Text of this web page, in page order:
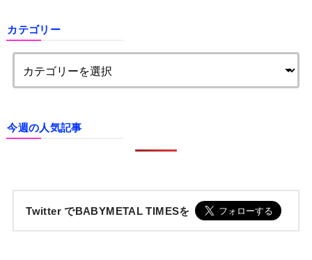
カテゴリー
今週の人気記事
Twitter でBABYMETAL TIMESを